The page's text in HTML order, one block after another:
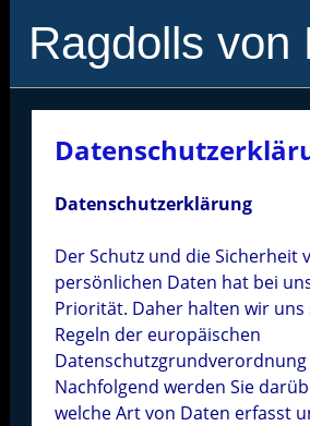
Ragdolls von
Datenschutzerklärung
Der Schutz und die Sicherheit
persönlichen Daten hat bei
Priorität. Daher halten wir
Regeln der europäischen
Datenschutzgrundverordnung
Nachfolgend werden Sie
welche Art von Daten erfasst